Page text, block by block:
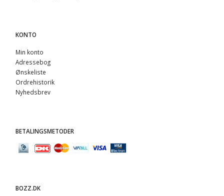
KONTO
Min konto
Adressebog
Ønskeliste
Ordrehistorik
Nyhedsbrev
BETALINGSMETODER
BOZZ.DK